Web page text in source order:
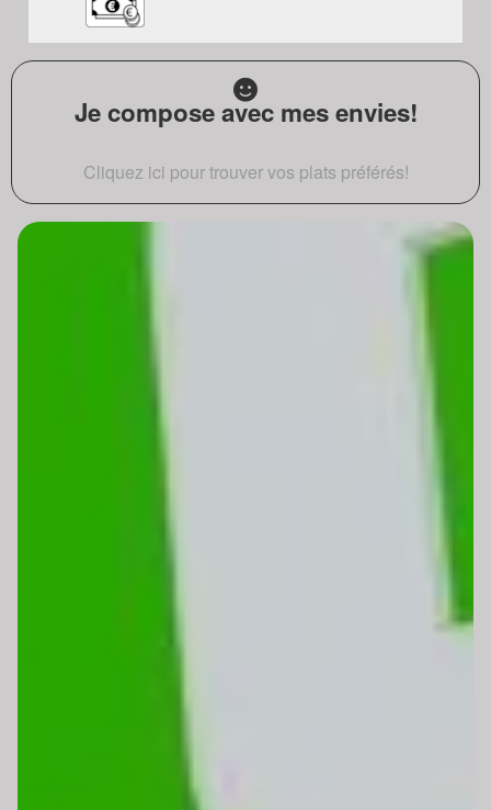
Je compose avec mes envies!
Cliquez ici pour trouver vos plats préférés!